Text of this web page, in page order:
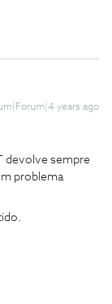
years ago
devolve sempre
problema